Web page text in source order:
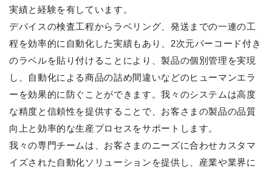
実績と経験を有しています。
デバイスの検査工程からラベリング、発送までの一連の工
程を効率的に自動化した実績もあり、2次元バーコード付き
のラベルを貼り付けることにより、製品の個別管理を実現
し、自動化による商品の詰め間違いなどのヒューマンエラ
ーを効果的に防ぐことができます。我々のシステムは高度
な精度と信頼性を提供することで、お客さまの製品の品質
向上と効率的な生産プロセスをサポートします。
我々の専門チームは、お客さまのニーズに合わせカスタマ
イズされた自動化ソリューションを提供し、産業や業界に